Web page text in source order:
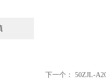
下一个： 50ZJL-